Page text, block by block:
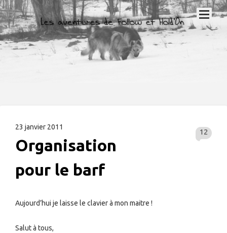
23 janvier 2011
12
Organisation
pour le barf
Aujourd’hui je laisse le clavier à mon maitre !
Salut à tous,